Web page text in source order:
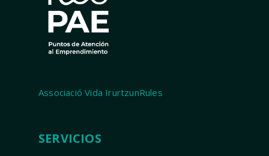
Associació Vida IrurtzunRules
SERVICIOS